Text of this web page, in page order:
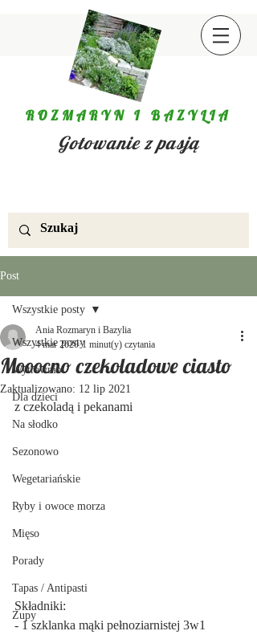
ROZMARYN I BAZYLIA
Gotowanie z pasją
Post
Wszystkie posty
Wytrawnie
Dla dzieci
Na słodko
Sezonowo
Wegetariańskie
Ryby i owoce morza
Mięso
Porady
Tapas / Antipasti
Zupy
Wszystkie posty
Mooocno czekoladowe ciasto
Ania Rozmaryn i Bazylia
4 mar 2020 1 minut(y) czytania
Zaktualizowano: 12 lip 2021
z czekoladą i pekanami
Składniki:
- 1 szklanka mąki pełnoziarnistej 3w1